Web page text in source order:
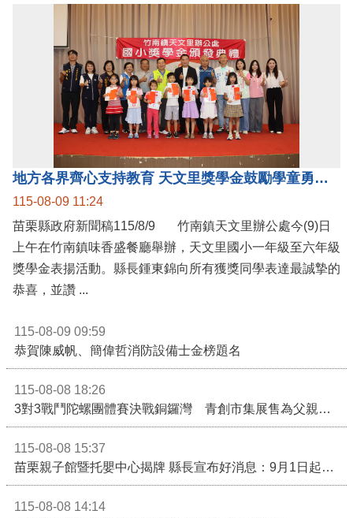
地方各界齊心支持教育 天文里獎學金鼓勵學童勇敢追夢
115-08-09 11:24
苗栗縣政府新聞稿115/8/9 竹南鎮天文里辦公處今(9)日
上午在竹南鎮味香盛餐廳舉辦，天文里國小一年級至六年級
獎學金表揚活動。縣長鍾東錦向所有獲獎同學表達最誠摯的
恭喜，並讚 ...
115-08-09 09:59
恭賀陳威帆、簡偉哲消防設備士金榜題名
115-08-08 18:26
3對3戰鬥陀螺團體賽決戰銅鑼灣 青創市集展售為父親節增添繽紛
115-08-08 15:37
苗栗親子館暨托嬰中心揭牌 縣長宣布好消息：9月1日起調降臨時托嬰費用
115-08-08 14:14